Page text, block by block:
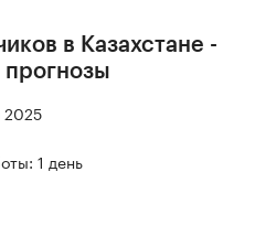
в Казахстане -
прогнозы
2025
1 день